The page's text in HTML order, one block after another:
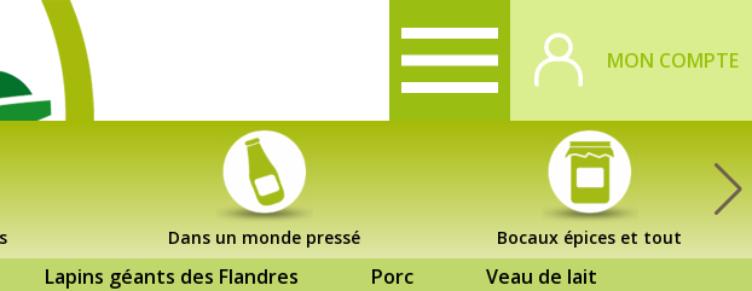
MON COMPTE
Dans un monde pressé Bocaux épices et tout
Lapins géants des Flandres Porc
Veau de lait